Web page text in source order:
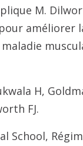
M.
améliorer
H,
FJ.
School,